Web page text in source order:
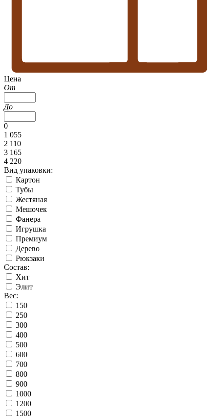
Цена
От
До
0
1 055
2 110
3 165
4 220
Вид упаковки:
Картон
Тубы
Жестяная
Мешочек
Фанера
Игрушка
Премиум
Дерево
Рюкзаки
Состав:
Хит
Элит
Вес:
150
250
300
400
500
600
700
800
900
1000
1200
1500